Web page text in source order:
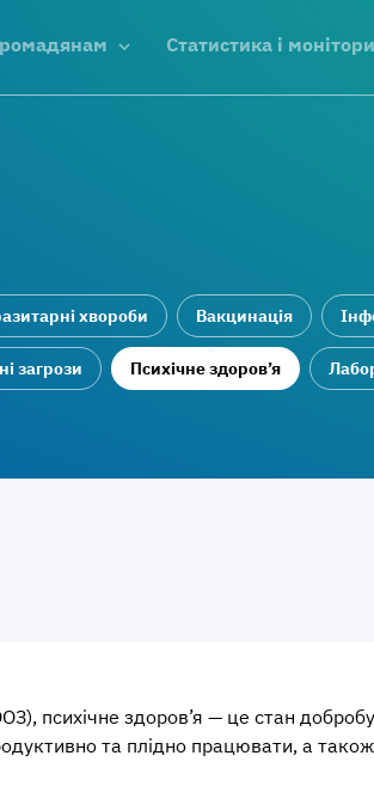
Статистика і
хвороби Вакцинація
загрози Психічне здоров’я
психічне здоров’я — це стан
та плідно працювати, а